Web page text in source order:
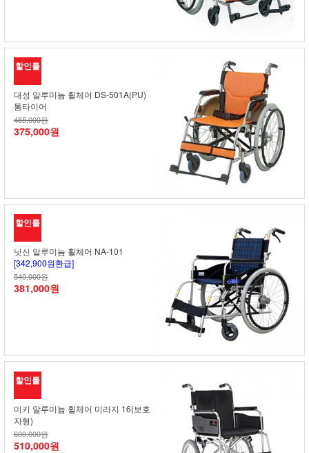
할인률
대성 알루미늄 휠체어 DS-501A(PU)
통타이어
465,000원
375,000원
할인률
닛신 알루미늄 휠체어 NA-101
[342,900원환급]
540,000원
381,000원
할인률
미키 알루미늄 휠체어 미라지 16(보호
자형)
600,000원
510,000원